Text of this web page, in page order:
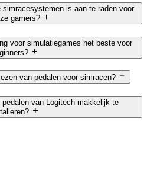
is aan te raden voor
gamers?
voor simulatiegames het beste voor
van pedalen voor simracen?
van Logitech makkelijk te